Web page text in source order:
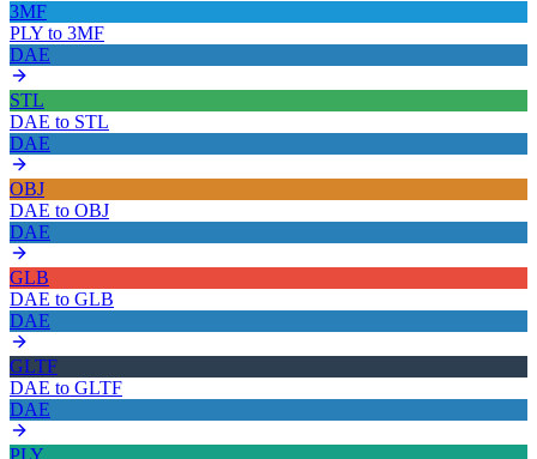
3MF
PLY to 3MF
DAE
STL
DAE to STL
DAE
OBJ
DAE to OBJ
DAE
GLB
DAE to GLB
DAE
GLTF
DAE to GLTF
DAE
PLY